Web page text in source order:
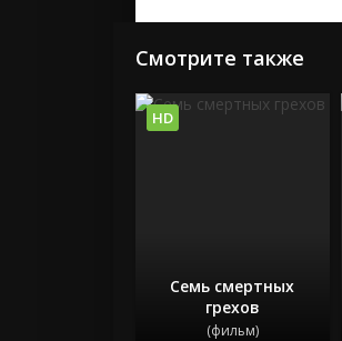
Смотрите также
Семь смертных
грехов
(фильм)
HD